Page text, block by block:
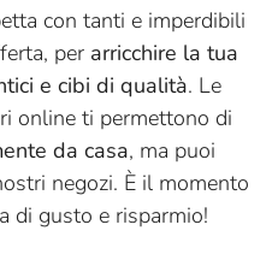
con tanti e imperdibili
per arricchire la tua
e cibi di qualità. Le
online ti permettono di
da casa, ma puoi
negozi. È il momento
di gusto e risparmio!